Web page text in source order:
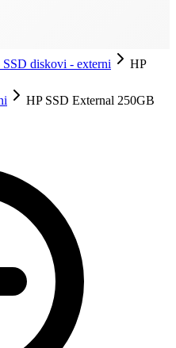
SSD diskovi - externi
HP
HP SSD External 250GB